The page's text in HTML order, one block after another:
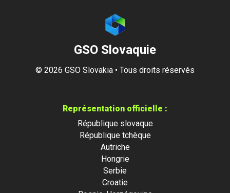
GSO Slovaquie
© 2026 GSO Slovakia • Tous droits réservés
Représentation officielle :
République slovaque
République tchèque
Autriche
Hongrie
Serbie
Croatie